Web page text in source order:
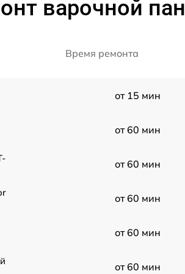
варочной
Время ремонта
от 15 мин
от 60 мин
от 60 мин
от 60 мин
от 60 мин
от 60 мин